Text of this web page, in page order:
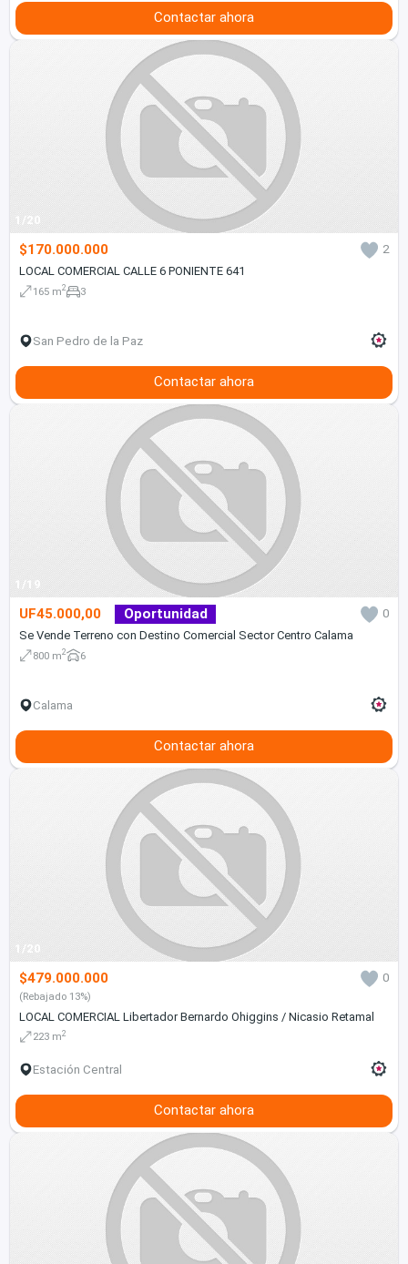
Contactar ahora
1/20
$170.000.000
2
LOCAL COMERCIAL CALLE 6 PONIENTE 641
165 m2 3
San Pedro de la Paz
Contactar ahora
1/19
UF45.000,00 Oportunidad
0
Se Vende Terreno con Destino Comercial Sector Centro Calama
800 m2 6
Calama
Contactar ahora
1/20
$479.000.000 0
(Rebajado 13%)
LOCAL COMERCIAL Libertador Bernardo Ohiggins / Nicasio Retamal
223 m2
Estación Central
Contactar ahora